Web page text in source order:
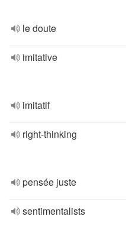
le doute
imitative
imitatif
right-thinking
pensée juste
sentimentalists